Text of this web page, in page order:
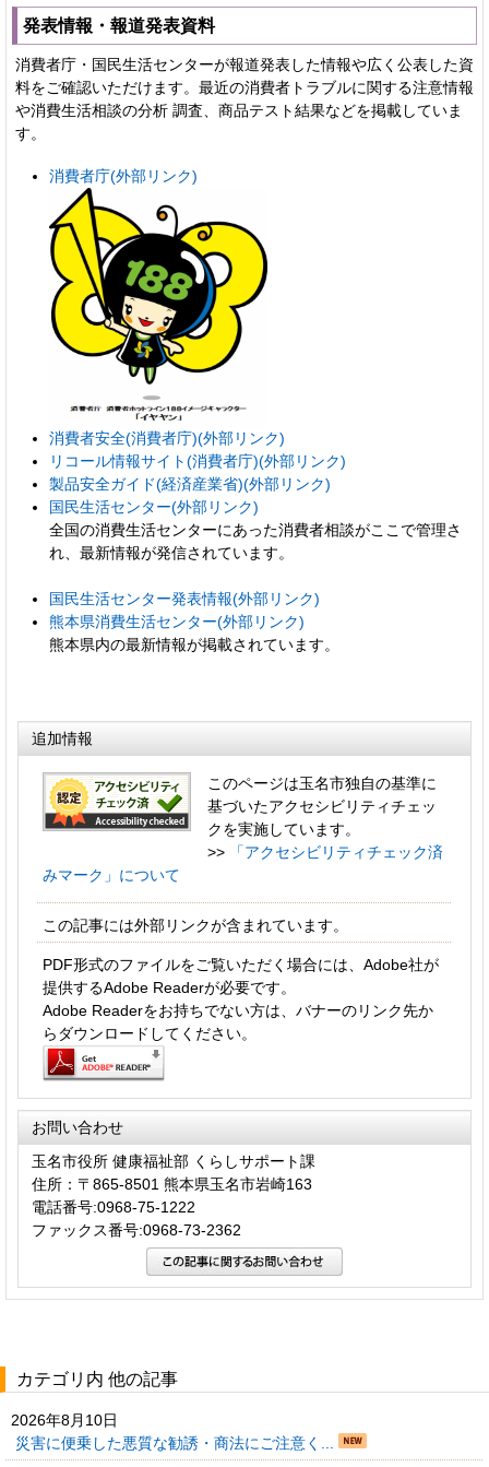
発表情報・報道発表資料
消費者庁・国民生活センターが報道発表した情報や広く公表した資
料をご確認いただけます。最近の消費者トラブルに関する注意情報
や消費生活相談の分析 調査、商品テスト結果などを掲載していま
す。
消費者庁(外部リンク)
消費者安全(消費者庁)(外部リンク)
リコール情報サイト(消費者庁)(外部リンク)
製品安全ガイド(経済産業省)(外部リンク)
国民生活センター(外部リンク)
全国の消費生活センターにあった消費者相談がここで管理さ
れ、最新情報が発信されています。
国民生活センター発表情報(外部リンク)
熊本県消費生活センター(外部リンク)
熊本県内の最新情報が掲載されています。
追加情報
このページは玉名市独自の基準に
基づいたアクセシビリティチェッ
クを実施しています。
>>
「アクセシビリティチェック済
みマーク」について
この記事には外部リンクが含まれています。
PDF形式のファイルをご覧いただく場合には、Adobe社が
提供するAdobe Readerが必要です。
Adobe Readerをお持ちでない方は、バナーのリンク先か
らダウンロードしてください。
お問い合わせ
玉名市役所 健康福祉部 くらしサポート課
住所：〒865-8501 熊本県玉名市岩崎163
電話番号:0968-75-1222
ファックス番号:0968-73-2362
カテゴリ内 他の記事
2026年8月10日
災害に便乗した悪質な勧誘・商法にご注意く...